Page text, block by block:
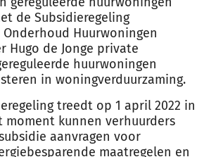
de Subsidieregeling
Huurwoningen
Hugo de Jonge private
huurwoningen
in woningverduurzaming.
treedt op 1 april 2022 in
moment kunnen verhuurders
aanvragen voor
maatregelen en